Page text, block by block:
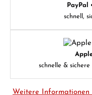
PayPal
schnell,
schnelle &
Weitere